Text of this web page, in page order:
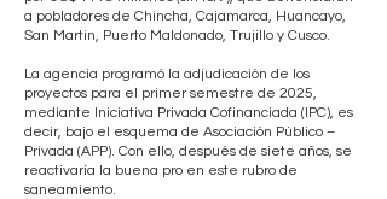
a pobladores de Chincha, Cajamarca, Huancayo,
San Martin, Puerto Maldonado, Trujillo y Cusco.
La agencia programó la adjudicación de los
proyectos para el primer semestre de 2025,
mediante Iniciativa Privada Cofinanciada (IPC), es
decir, bajo el esquema de Asociación Público –
Privada (APP). Con ello, después de siete años, se
reactivaría la buena pro en este rubro de
saneamiento.